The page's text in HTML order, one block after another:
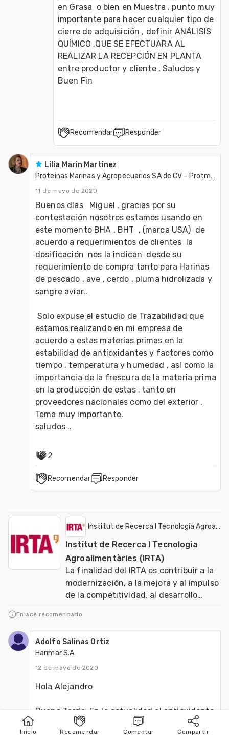
Inicio Publicar Buscar
Inicio Recomendar Comentar Compartir
en Grasa  o bien en Muestra . punto muy
importante para hacer cualquier tipo de
cierre de adquisición , definir ANÁLISIS
QUÍMICO ,QUE SE EFECTUARA AL
REALIZAR LA RECEPCIÓN EN PLANTA
entre productor y cliente , Saludos y
Buen Fin
Recomendar Responder
Lilia Marin Martinez
Proteinas Marinas y Agropecuarios SA de CV - Protmagro
11 de mayo de 2020
Buenos días   Miguel , gracias por su
contestación nosotros estamos usando en
este momento BHA , BHT  , (marca USA)  de
acuerdo a requerimientos de clientes  la
dosificación  nos la indican  desde su
requerimiento de compra tanto para Harinas
de pescado , ave , cerdo , pluma hidrolizada y
sangre aviar..
Solo expuse el estudio de Trazabilidad que
estamos realizando en mi empresa de
acuerdo a estas materias primas en la
estabilidad de antioxidantes y factores como
tiempo , temperatura y humedad , así como la
importancia de la frescura de la materia prima
en la producción de estas . tanto en
proveedores nacionales como del exterior .
Tema muy importante.
saludos ..
2
Recomendar Responder
Institut de Recerca I Tecnologia
Institut de Recerca I Tecnologia
Agroalimentàries (IRTA)
La finalidad del IRTA es contribuir a la
modernización, a la mejora y al impulso
de la competitividad, al desarrollo
sostenible de los sectores agrario, ali
Enlace recomendado
Adolfo Salinas Ortiz
Harimar S.A
12 de mayo de 2020
Hola Alejandro
Buena Tarde, En la actualidad el antioxidante
mas adecuado es el BHT , y sus mezclas
sinergistas evitando en estas el uso de